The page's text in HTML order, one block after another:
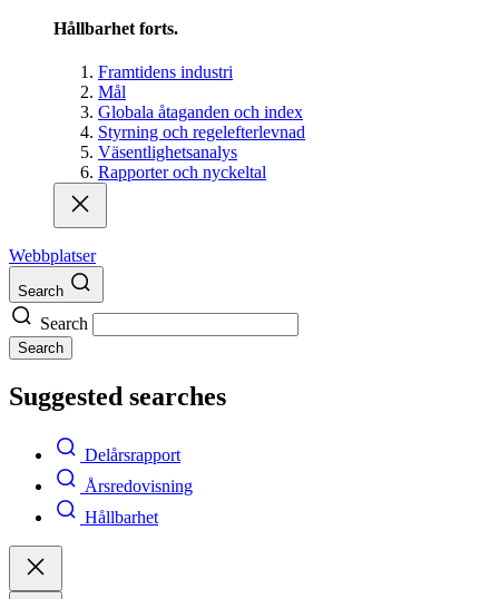
Hållbarhet forts.
Framtidens industri
Mål
Globala åtaganden och index
Styrning och regelefterlevnad
Väsentlighetsanalys
Rapporter och nyckeltal
Webbplatser
Search
Search
Search
Suggested searches
Delårsrapport
Årsredovisning
Hållbarhet